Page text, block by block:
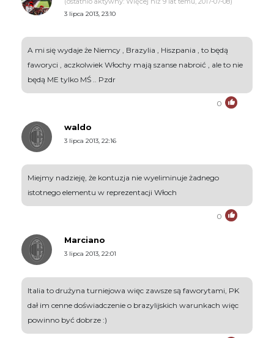
3 lipca 2013, 23:10
A mi się wydaje że Niemcy , Brazylia , Hiszpania , to będą
faworyci , aczkolwiek Włochy mają szanse nabroić , ale to nie
będą ME tylko MŚ .. Pzdr
0
waldo
3 lipca 2013, 22:16
Miejmy nadzieję, że kontuzja nie wyeliminuje żadnego
istotnego elementu w reprezentacji Włoch
0
Marciano
3 lipca 2013, 22:01
Italia to drużyna turniejowa więc zawsze są faworytami, PK
dał im cenne doświadczenie o brazylijskich warunkach więc
powinno być dobrze :)